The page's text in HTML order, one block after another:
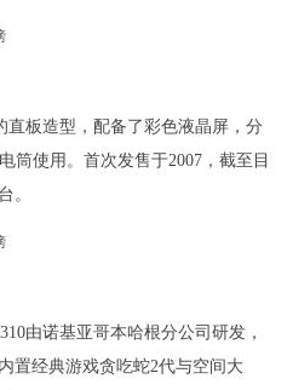
直板造型，配备了彩色液晶屏，分
筒使用。首次发售于2007，截至目
。
由诺基亚哥本哈根分公司研发，
置经典游戏贪吃蛇2代与空间大